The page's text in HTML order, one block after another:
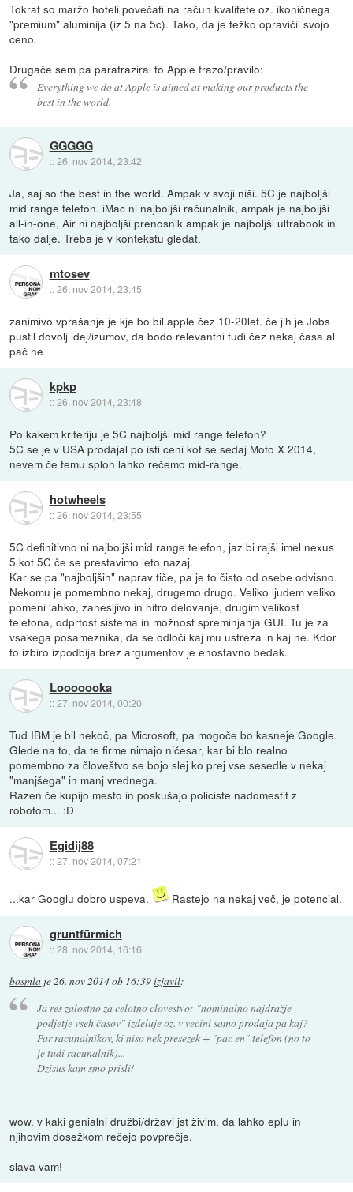
Tokrat so maržo hoteli povečati na račun kvalitete oz. ikoničnega
"premium" aluminija (iz 5 na 5c). Tako, da je težko opravičil svojo
ceno.
Drugače sem pa parafraziral to Apple frazo/pravilo:
Everything we do at Apple is aimed at making our products the
best in the world.
GGGGG
::26. nov 2014, 23:42
Ja, saj so the best in the world. Ampak v svoji niši. 5C je najboljši
mid range telefon. iMac ni najboljši računalnik, ampak je najboljši
all-in-one, Air ni najboljši prenosnik ampak je najboljši ultrabook in
tako dalje. Treba je v kontekstu gledat.
mtosev
::26. nov 2014, 23:45
zanimivo vprašanje je kje bo bil apple čez 10-20let. če jih je Jobs
pustil dovolj idej/izumov, da bodo relevantni tudi čez nekaj časa al
pač ne
kpkp
::26. nov 2014, 23:48
Po kakem kriteriju je 5C najboljši mid range telefon?
5C se je v USA prodajal po isti ceni kot se sedaj Moto X 2014,
nevem če temu sploh lahko rečemo mid-range.
hotwheels
::26. nov 2014, 23:55
5C definitivno ni najboljši mid range telefon, jaz bi rajši imel nexus
5 kot 5C če se prestavimo leto nazaj.
Kar se pa "najboljših" naprav tiče, pa je to čisto od osebe odvisno.
Nekomu je pomembno nekaj, drugemo drugo. Veliko ljudem veliko
pomeni lahko, zanesljivo in hitro delovanje, drugim velikost
telefona, odprtost sistema in možnost spreminjanja GUI. Tu je za
vsakega posameznika, da se odloči kaj mu ustreza in kaj ne. Kdor
to izbiro izpodbija brez argumentov je enostavno bedak.
Looooooka
::27. nov 2014, 00:20
Tud IBM je bil nekoč, pa Microsoft, pa mogoče bo kasneje Google.
Glede na to, da te firme nimajo ničesar, kar bi blo realno
pomembno za človeštvo se bojo slej ko prej vse sesedle v nekaj
"manjšega" in manj vrednega.
Razen če kupijo mesto in poskušajo policiste nadomestit z
robotom... :D
Egidij88
::27. nov 2014, 07:21
...kar Googlu dobro uspeva. Rastejo na nekaj več, je potencial.
gruntfürmich
::28. nov 2014, 16:16
bosmla je26. nov 2014 ob 16:39izjavil:
Ja res zalostno za celotno clovestvo: "nominalno najdražje
podjetje vseh časov" izdeluje oz. v vecini samo prodaja pa kaj?
Par racunalnikov, ki niso nek presezek + "pac en" telefon (no to
je tudi racunalnik)...
Dzisus kam smo prisli!
wow. v kaki genialni družbi/državi jst živim, da lahko eplu in
njihovim dosežkom rečejo povprečje.
slava vam!